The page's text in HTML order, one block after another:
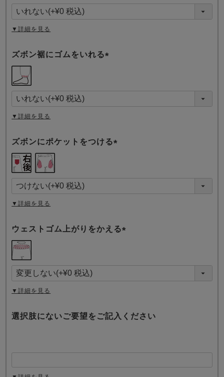
須
)
▼詳細を見る
ズボン裾にゴムをいれる
須
)
▼詳細を見る
ズボンにポケットをつける
須
)
▼詳細を見る
ウェストゴム上がりをかえる
須
)
▼詳細を見る
選択肢にないご要望をご記入ください